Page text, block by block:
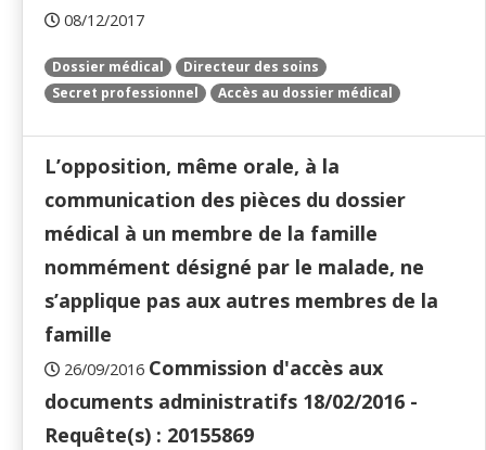
08/12/2017
Dossier médical
Directeur des soins
Secret professionnel
Accès au dossier médical
L’opposition, même orale, à la
communication des pièces du dossier
médical à un membre de la famille
nommément désigné par le malade, ne
s’applique pas aux autres membres de la
famille
26/09/2016 Commission d'accès aux
documents administratifs 18/02/2016 -
Requête(s) : 20155869